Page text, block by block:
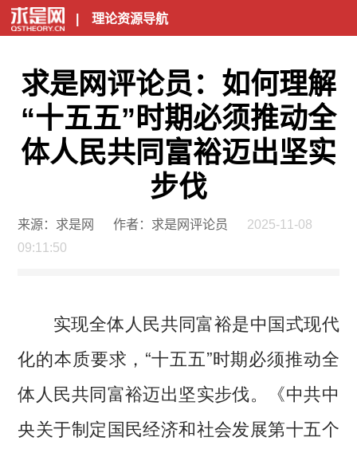
| 理论资源导航
求是网评论员：如何理解
“十五五”时期必须推动全
体人民共同富裕迈出坚实
步伐
来源：求是网 作者：求是网评论员
2025-11-08
09:11:50
实现全体人民共同富裕是中国式现代
化的本质要求，“十五五”时期必须推动全
体人民共同富裕迈出坚实步伐。《中共中
央关于制定国民经济和社会发展第十五个